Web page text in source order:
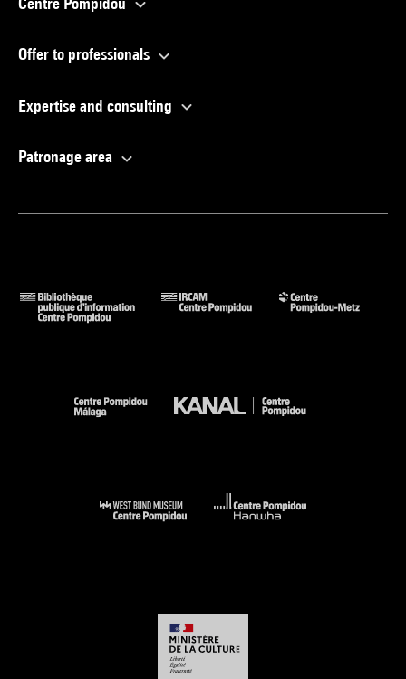
Offer to professionals
Expertise and consulting
Patronage area